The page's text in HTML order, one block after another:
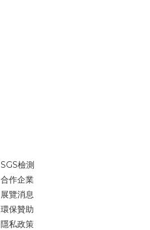
SGS檢測
合作企業
展覽消息
環保贊助
隱私政策